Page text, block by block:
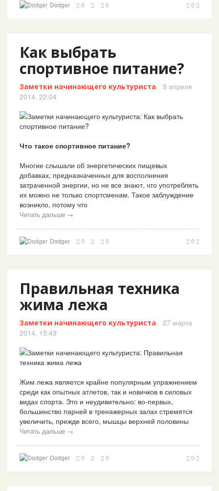
Dodger 0 0 0
Как выбрать
спортивное питание?
Заметки начинающего культуриста
9 апреля
2014, 22:04
Что такое спортивное питание?
Многие слышали об энергетических пищевых
добавках, предназначенных для восполнения
затраченной энергии, но не все знают, что употреблять
их можно не только спортсменам. Такое заблуждение
возникло, потому что
Читать дальше →
Dodger 0 0 0
Правильная техника
жима лежа
Заметки начинающего культуриста
27 марта
2014, 15:49
Жим лежа является крайне популярным упражнением
среди как опытных атлетов, так и новичков в силовых
видах спорта. Это и неудивительно: во-первых,
большинство парней в тренажерных залах стремятся
увеличить, прежде всего, мышцы верхней половины
Читать дальше →
Dodger 0 0 0